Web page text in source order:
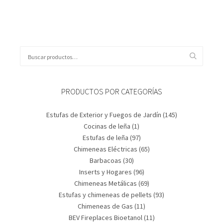
PRODUCTOS POR CATEGORÍAS
Estufas de Exterior y Fuegos de Jardín (145)
Cocinas de leña (1)
Estufas de leña (97)
Chimeneas Eléctricas (65)
Barbacoas (30)
Inserts y Hogares (96)
Chimeneas Metálicas (69)
Estufas y chimeneas de pellets (93)
Chimeneas de Gas (11)
BEV Fireplaces Bioetanol(11)